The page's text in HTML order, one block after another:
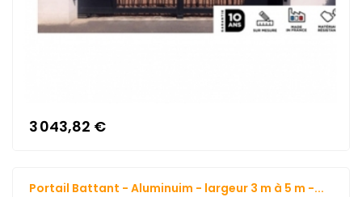
3 043,82 €
Portail Battant - Aluminuim - largeur 3 m à 5 m -...